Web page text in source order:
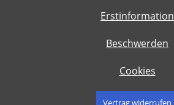
Erstinformation
Beschwerden
Cookies
Vertrag widerrufen